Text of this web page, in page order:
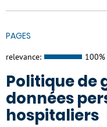
PAGES
relevance: 100%
Politique de
données
hospitaliers